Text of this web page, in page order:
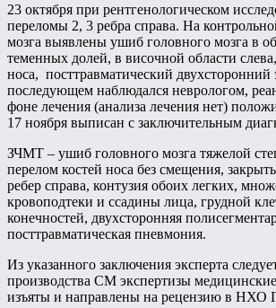
23 октября при рентгенологическом
переломы 2, 3 ребра справа. На
мозга выявлены ушиб головного мозга в
теменных долей, в височной области
носа, посттравматический двухсторонний
последующем наблюдался неврологом,
фоне лечения (анализа лечения нет)
17 ноября выписан с заключительным
ЗЧМТ – ушиб головного мозга тяжелой
перелом костей носа без смещения,
ребер справа, контузия обоих легких,
кровоподтеки и ссадины лица, грудной
конечностей, двухсторонняя
посттравматическая пневмония.
Из указанного заключения эксперта
производства СМ экспертизы
изъяты и направлены на рецензию в